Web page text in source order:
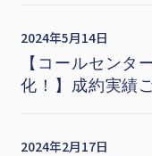
2024年5月14日
【コールセンタ
化！】成約実績
2024年2月17日